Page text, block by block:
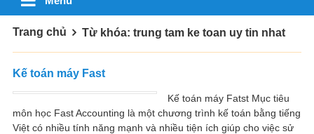
Trang chủ Từ khóa: trung tam ke toan uy tin nhat
Kế toán máy Fast
Kế toán máy Fatst Mục tiêu
môn học Fast Accounting là một chương trình kế toán bằng tiếng
Việt có nhiều tính năng mạnh và nhiều tiện ích giúp cho việc sử